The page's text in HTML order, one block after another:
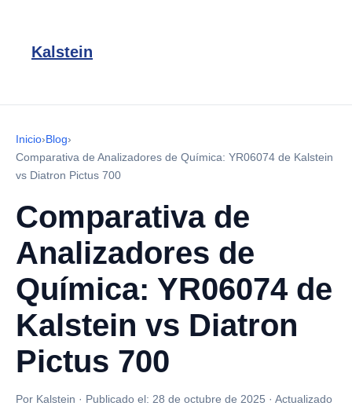
Kalstein
Inicio›Blog›
Comparativa de Analizadores de Química: YR06074 de Kalstein
vs Diatron Pictus 700
Comparativa de
Analizadores de
Química: YR06074 de
Kalstein vs Diatron
Pictus 700
Por Kalstein · Publicado el: 28 de octubre de 2025 · Actualizado